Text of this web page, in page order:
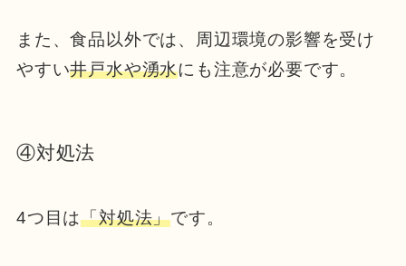
また、食品以外では、周辺環境の影響を受け
やすい井戸水や湧水にも注意が必要です。
④対処法
4つ目は「対処法」です。